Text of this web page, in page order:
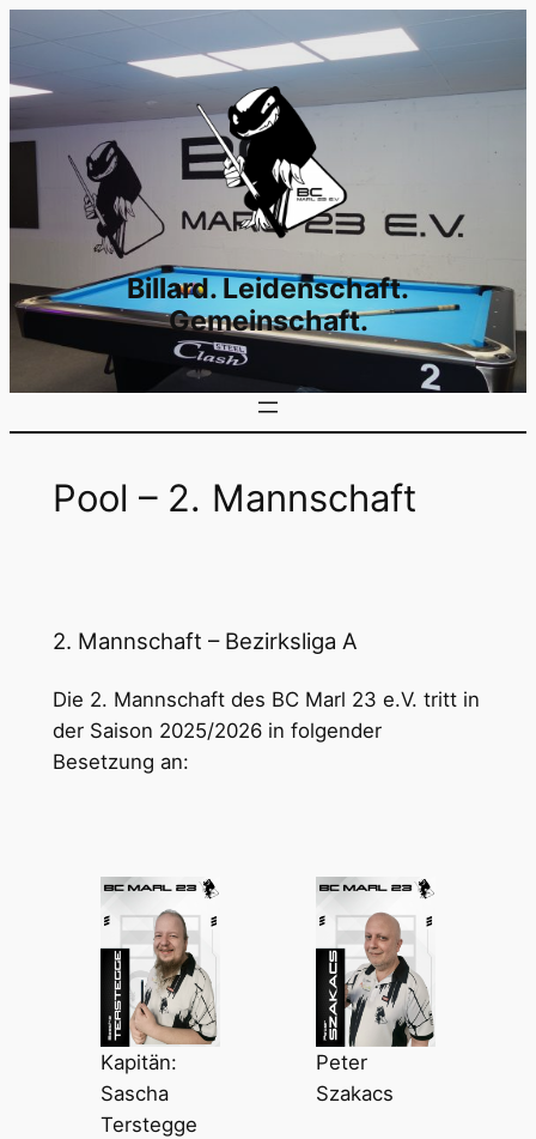
springen
Billard. Leidenschaft.
Gemeinschaft.
Pool – 2. Mannschaft
2. Mannschaft – Bezirksliga A
Die 2. Mannschaft des BC Marl 23 e.V. tritt in
der Saison 2025/2026 in folgender
Besetzung an:
Kapitän:
Sascha
Terstegge
Peter
Szakacs